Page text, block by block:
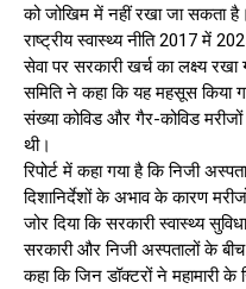
को जोखिम में नहीं रखा जा सकता है।
राष्ट्रीय स्वास्थ्य नीति 2017 में
सेवा पर सरकारी खर्च का लक्ष्य
समिति ने कहा कि यह महसूस किया
संख्या कोविड और गैर-कोविड मरीजों
थी।
रिपोर्ट में कहा गया है कि निजी
दिशानिर्देशों के अभाव के कारण
जोर दिया कि सरकारी स्वास्थ्य
सरकारी और निजी अस्पतालों के
कहा कि जिन डॉक्टरों ने महामारी